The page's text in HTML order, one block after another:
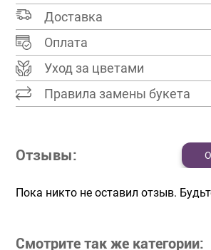
Доставка
Оплата
Уход за цветами
Правила замены букета
Отзывы:
Пока никто не оставил отзыв.
Смотрите так же категории: